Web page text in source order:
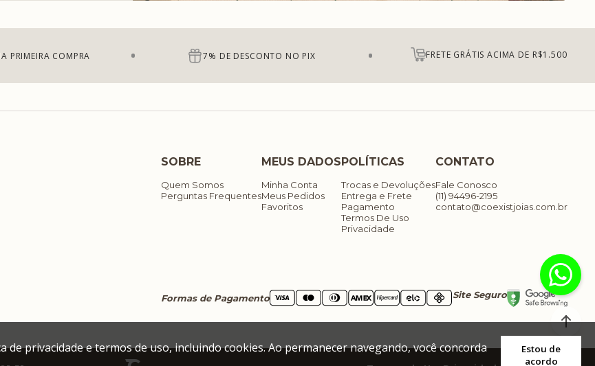
PRIMEIRA COMPRA 7% DE DESCONTO NO PIX FRETE GRÁTIS ACIMA DE R$1.500
SOBRE
Quem Somos
Perguntas Frequentes
MEUS DADOS
Minha Conta
Meus Pedidos
Favoritos
POLÍTICAS
Trocas e Devoluções
Entrega e Frete
Pagamento
Termos De Uso
Privacidade
CONTATO
Fale Conosco
(11) 94496-2195
contato@coexistjoias.com.br
Formas de Pagamento Site Seguro
privacidade e termos de uso, incluindo cookies. Ao permanecer navegando, você concorda
Estou de
acordo